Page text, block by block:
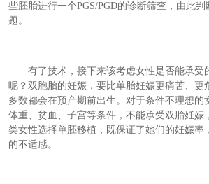
些胚胎进行一个PGS/PGD的诊断筛查，由此判
题。
有了技术，接下来该考虑女性是否能承受
呢？双胞胎的妊娠，要比单胎妊娠更痛苦、更
多数都会在预产期前出生。对于条件不理想的
体重、贫血、子宫等条件，不能承受双胎妊娠
类女性选择单胚移植，既保证了她们的妊娠率
的不适感。